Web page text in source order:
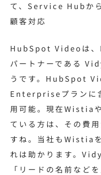
て、Service Hubか
顧客対応
HubSpot Videoは
パートナーである
うです。HubSpot
Enterpriseプランに
用可能。現在Wistia
ている方は、その費
すね。当社もWistia
れは助かります。
「リードの名前など